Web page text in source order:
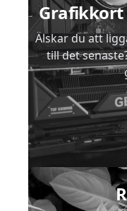
Grafikkort
Älskar du att
till det